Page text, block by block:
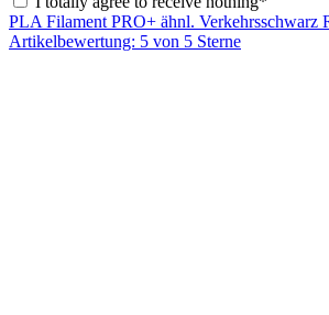
PLA Filament PRO+ ähnl. Verkehrsschwarz
Artikelbewertung: 5 von 5 Sterne